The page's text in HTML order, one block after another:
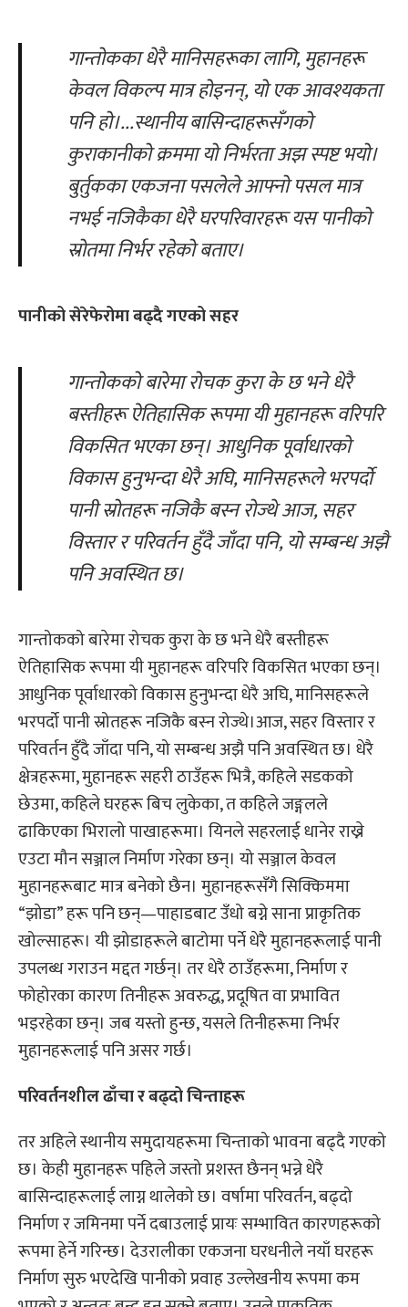
गान्तोकका धेरै मानिसहरूका लागि, मुहानहरू
केवल विकल्प मात्र होइनन्, यो एक आवश्यकता
पनि हो।...स्थानीय बासिन्दाहरूसँगको
कुराकानीको क्रममा यो निर्भरता अझ स्पष्ट भयो।
बुर्तुकका एकजनापसलेले आफ्नो पसल मात्र
नभई नजिकैका धेरै घरपरिवारहरू यस पानीको
स्रोतमा निर्भर रहेको बताए।
पानीको सेरेफेरोमाबढ्दै गएकोसहर
गान्तोकको बारेमा रोचक कुरा के छ भने धेरै
बस्तीहरू ऐतिहासिक रूपमा यी मुहानहरू वरिपरि
विकसित भएका छन्। आधुनिक पूर्वाधारको
विकास हुनुभन्दा धेरै अघि, मानिसहरूले भरपर्दो
पानी स्रोतहरू नजिकै बस्नरोज्थे आज,सहर
विस्तार र परिवर्तन हुँदै जाँदा पनि, यो सम्बन्ध अझै
पनि अवस्थित छ।
गान्तोकको बारेमा रोचक कुरा के छ भने धेरै बस्तीहरू
ऐतिहासिक रूपमा यी मुहानहरू वरिपरि विकसित भएका छन्।
आधुनिक पूर्वाधारको विकास हुनुभन्दा धेरै अघि, मानिसहरूले
भरपर्दो पानी स्रोतहरू नजिकै बस्न रोज्थे।आज, सहर विस्तार र
परिवर्तन हुँदै जाँदा पनि, यो सम्बन्ध अझै पनि अवस्थित छ। धेरै
क्षेत्रहरूमा, मुहानहरू सहरी ठाउँहरू भित्रै, कहिले सडकको
छेउमा, कहिले घरहरू बिच लुकेका, त कहिले जङ्गलले
ढाकिएका भिरालो पाखाहरूमा। यिनले सहरलाई धानेर राख्ने
एउटा मौन सञ्जाल निर्माण गरेका छन्। यो सञ्जाल केवल
मुहानहरूबाट मात्र बनेको छैन। मुहानहरूसँगै सिक्किममा
“झोडा” हरू पनि छन्—पाहाडबाट उँधो बग्ने साना प्राकृतिक
खोल्साहरू। यी झोडाहरूले बाटोमा पर्ने धेरै मुहानहरूलाई पानी
उपलब्ध गराउन मद्दत गर्छन्। तर धेरै ठाउँहरूमा, निर्माण र
फोहोरका कारण तिनीहरू अवरुद्ध, प्रदूषित वा प्रभावित
भइरहेका छन्। जब यस्तो हुन्छ, यसले तिनीहरूमा निर्भर
मुहानहरूलाई पनि असर गर्छ।
परिवर्तनशील ढाँचारबढ्दो चिन्ताहरू
तर अहिले स्थानीय समुदायहरूमा चिन्ताको भावना बढ्दै गएको
छ। केही मुहानहरू पहिले जस्तो प्रशस्त छैनन् भन्ने धेरै
बासिन्दाहरूलाई लाग्न थालेको छ। वर्षामा परिवर्तन, बढ्दो
निर्माण र जमिनमा पर्ने दबाउलाई प्रायः सम्भावित कारणहरूको
रूपमा हेर्ने गरिन्छ। देउरालीका एकजना घरधनीले नयाँ घरहरू
निर्माण सुरु भएदेखि पानीको प्रवाह उल्लेखनीय रूपमा कम